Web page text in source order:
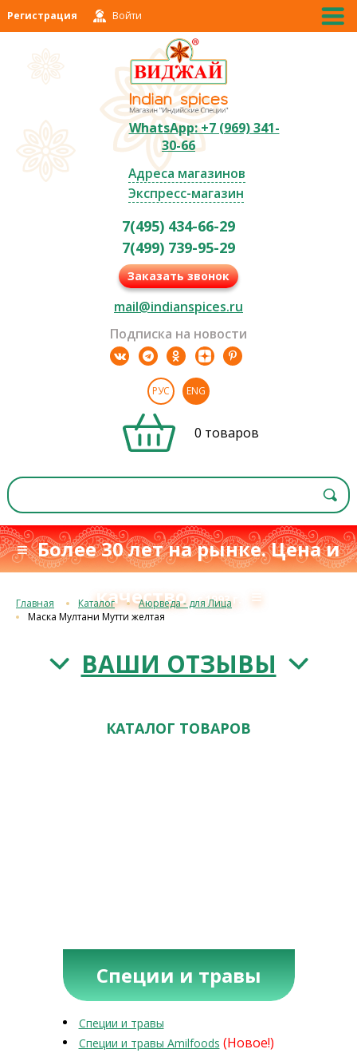
Регистрация Войти
WhatsApp: +7 (969) 341-
30-66
Адреса магазинов
Экспресс-магазин
7(495) 434-66-29
7(499) 739-95-29
Заказать звонок
mail@indianspices.ru
Подписка на новости
РУС ENG
0 товаров
≡ Более 30 лет на рынке. Цена и
качествос 1993 г. ≡
Главная Каталог
Аюрведа - для Лица
Маска Мултани Мутти желтая
ВАШИ ОТЗЫВЫ
КАТАЛОГ ТОВАРОВ
Специи и травы
Специи и травы
Специи и травы Amilfoods (Новое!)